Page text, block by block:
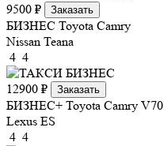
9500 ₽ Заказать
БИЗНЕС Toyota Camry
Nissan Teana
4 4
12900 ₽ Заказать
БИЗНЕС+ Toyota Camry V70
Lexus ES
4 4